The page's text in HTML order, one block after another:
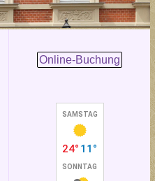
Online-Buchung